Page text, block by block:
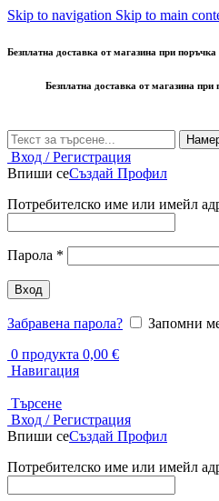
Skip to navigation Skip to main
Безплатна доставка от магазина при поръчка
Безплатна доставка от магазина при
Вход / Регистрация
Впиши сеСъздай Профил
Потребителско име или имейл
Парола *
Вход
Забравена парола?
Запомни
0 продукта 0,00 €
Навигация
Търсене
Вход / Регистрация
Впиши сеСъздай Профил
Потребителско име или имейл